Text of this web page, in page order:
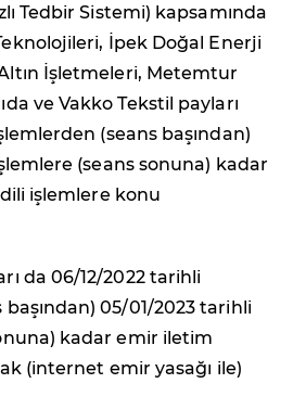
Tedbir Sistemi) kapsamında
İpek Doğal Enerji
İşletmeleri, Metemtur
ve Vakko Tekstil payları
(seans başından)
(seans sonuna) kadar
işlemlere konu
da 06/12/2022 tarihli
05/01/2023 tarihli
kadar emir iletim
(internet emir yasağı ile)